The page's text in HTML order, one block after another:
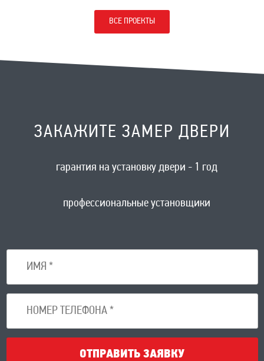
ВСЕ ПРОЕКТЫ
ЗАКАЖИТЕ ЗАМЕР ДВЕРИ
гарантия на установку двери - 1 год
профессиональные установщики
ОТПРАВИТЬ ЗАЯВКУ